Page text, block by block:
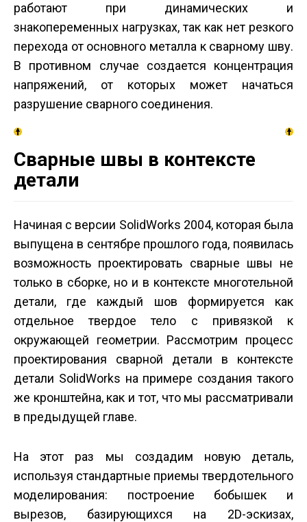
работают при динамических и
знакопеременных нагрузках, так как нет резкого
перехода от основного металла к сварному шву.
В противном случае создается концентрация
напряжений, от которых может начаться
разрушение сварного соединения.
Сварные швы в контексте
детали
Начиная с версии SolidWorks 2004, которая была
выпущена в сентябре прошлого года, появилась
возможность проектировать сварные швы не
только в сборке, но и в контексте многотельной
детали, где каждый шов формируется как
отдельное твердое тело с привязкой к
окружающей геометрии. Рассмотрим процесс
проектирования сварной детали в контексте
детали SolidWorks на примере создания такого
же кронштейна, как и тот, что мы рассматривали
в предыдущей главе.
На этот раз мы создадим новую деталь,
используя стандартные приемы твердотельного
моделирования: построение бобышек и
вырезов, базирующихся на 2D-эскизах,